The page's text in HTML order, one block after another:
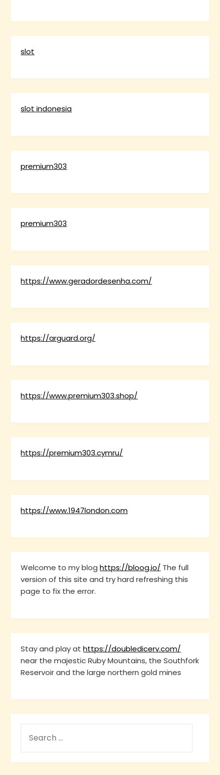
slot
slot indonesia
premium303
premium303
https://www.geradordesenha.com/
https://arguard.org/
https://www.premium303.shop/
https://premium303.cymru/
https://www.1947london.com
Welcome to my bloghttps://bloog.io/ The full
version of this site and try hard refreshing this
page to fix the error.
Stay and play athttps://doubledicerv.com/
near the majestic Ruby Mountains, the Southfork
Reservoir and the large northern gold mines